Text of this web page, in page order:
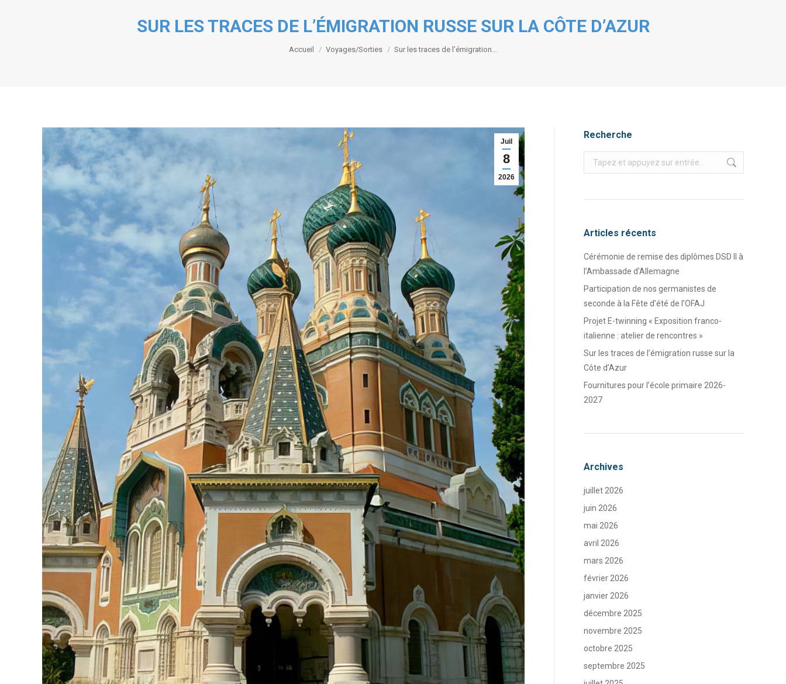
SUR LES TRACES DE L’ÉMIGRATION RUSSE SUR LA CÔTE D’AZUR
Vous êtes ici :
Accueil Voyages/Sorties Sur les traces de l’émigration…
Juil
8
2026
Recherche
Recherche
:
Articles récents
Cérémonie de remise des diplômes DSD II à
l’Ambassade d’Allemagne
Participation de nos germanistes de
seconde à la Fête d’été de l’OFAJ
Projet E-twinning « Exposition franco-
italienne : atelier de rencontres »
Sur les traces de l’émigration russe sur la
Côte d’Azur
Fournitures pour l’école primaire 2026-
2027
Archives
juillet 2026
juin 2026
mai 2026
avril 2026
mars 2026
février 2026
janvier 2026
décembre 2025
novembre 2025
octobre 2025
septembre 2025